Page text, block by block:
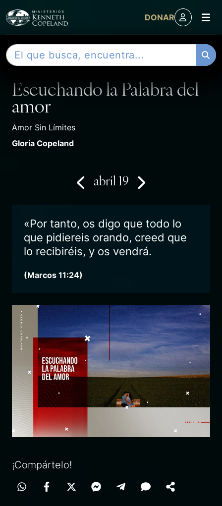
DONAR
B
u
DEVOCIONAL
Escuchando la Palabra del
amor
Amor Sin Límites
Gloria Copeland
abril 19
«Por tanto, os digo que todo lo
que pidiereis orando, creed que
lo recibiréis, y os vendrá.
(Marcos 11:24)
¡Compártelo!